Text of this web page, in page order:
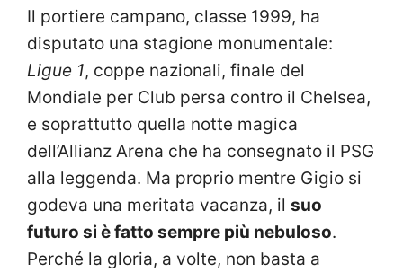
Il portiere campano, classe 1999, ha
disputato una stagione monumentale:
Ligue 1, coppe nazionali, finale del
Mondiale per Club persa contro il Chelsea,
e soprattutto quella notte magica
dell’Allianz Arena che ha consegnato il PSG
alla leggenda. Ma proprio mentre Gigio si
godeva una meritata vacanza, il suo
futuro si è fatto sempre più nebuloso.
Perché la gloria, a volte, non basta a